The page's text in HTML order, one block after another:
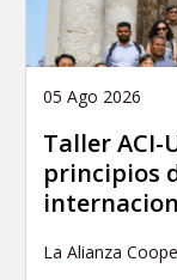
05 Ago 2026
Taller ACI-
principios
La Alianza